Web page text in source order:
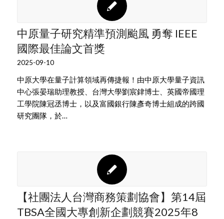
中原量子研究精準預測颱風 勇奪 IEEE
國際最佳論文首獎
2025-09-10
中原大學在量子計算領域再傳捷報！由中原大學量子資訊
中心張晏瑞助理教授、台灣大學劉宸銉博士、英國帝國理
工學院陳冠丞博士，以及富國銀行陳彥奇博士組成的跨國
研究團隊，於…
【社團法人台灣商務策劃協會】第14屆
TBSA全國大專創新企劃競賽2025年8